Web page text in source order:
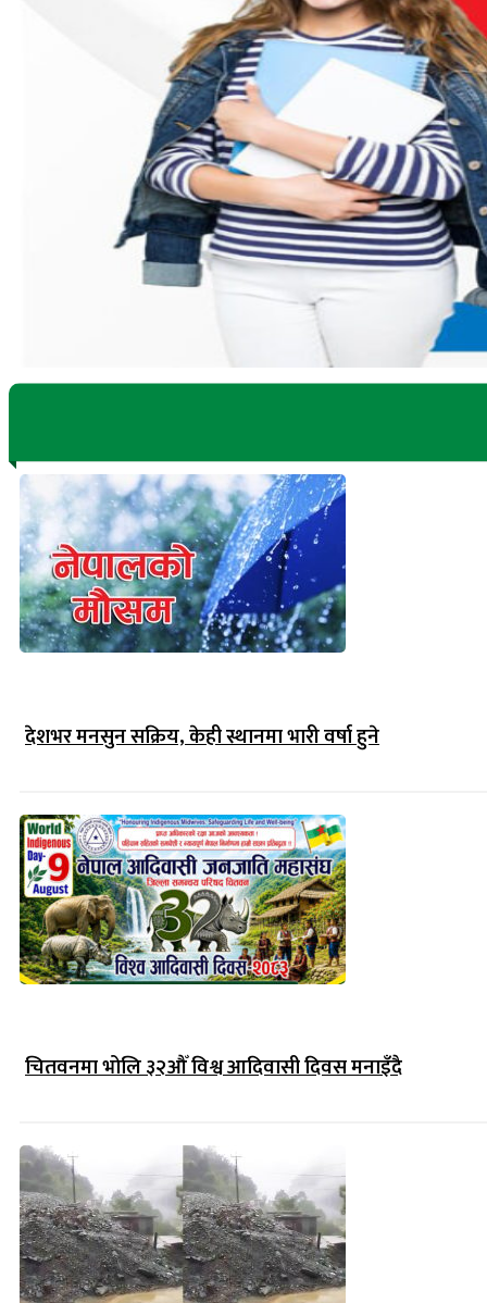
देशभर मनसुन सक्रिय, केही स्थानमा भारी वर्षा हुने
चितवनमा भोलि ३२औँ विश्व आदिवासी दिवस मनाइँदै